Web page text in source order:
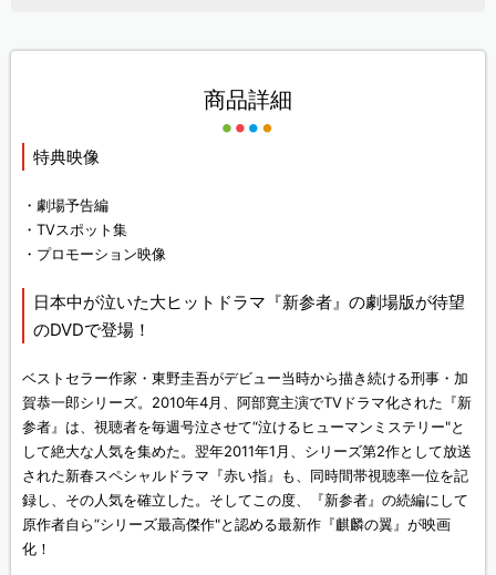
商品詳細
特典映像
・劇場予告編
・TVスポット集
・プロモーション映像
日本中が泣いた大ヒットドラマ『新参者』の劇場版が待望
のDVDで登場！
ベストセラー作家・東野圭吾がデビュー当時から描き続ける刑事・加
賀恭一郎シリーズ。2010年4月、阿部寛主演でTVドラマ化された『新
参者』は、視聴者を毎週号泣させて“泣けるヒューマンミステリー"と
して絶大な人気を集めた。翌年2011年1月、シリーズ第2作として放送
された新春スペシャルドラマ『赤い指』も、同時間帯視聴率一位を記
録し、その人気を確立した。そしてこの度、『新参者』の続編にして
原作者自ら“シリーズ最高傑作"と認める最新作『麒麟の翼』が映画
化！